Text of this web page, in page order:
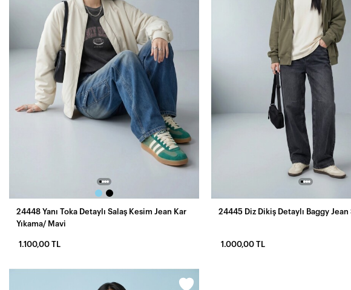
24448 Yanı Toka Detaylı Salaş Kesim Jean Kar
Yıkama/ Mavi
1.100,00 TL
24445 Diz Dikiş Detaylı Baggy Jean
1.000,00 TL